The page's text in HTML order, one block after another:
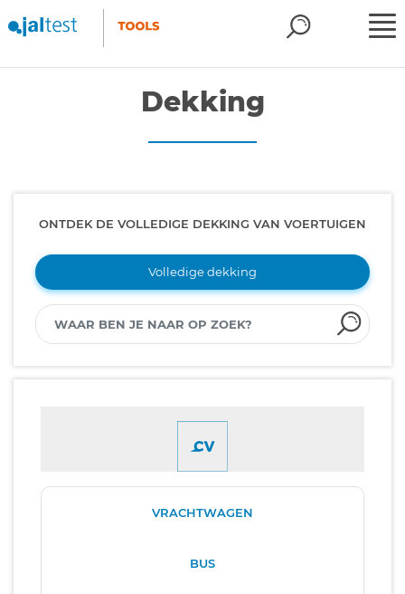
Dekking
ONTDEK DE VOLLEDIGE DEKKING VAN VOERTUIGEN
Volledige dekking
VRACHTWAGEN
BUS